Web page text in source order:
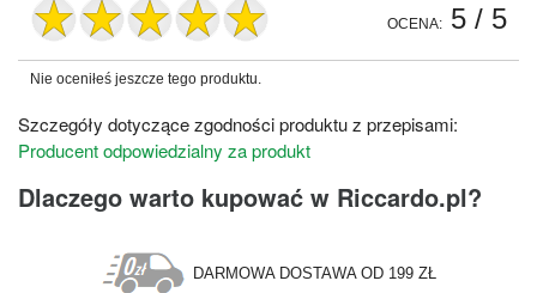
OCENA: 5 / 5
Nie oceniłeś jeszcze tego produktu.
Szczegóły dotyczące zgodności produktu z przepisami:
Producent odpowiedzialny za produkt
Dlaczego warto kupować w Riccardo.pl?
DARMOWA DOSTAWA OD 199 ZŁ